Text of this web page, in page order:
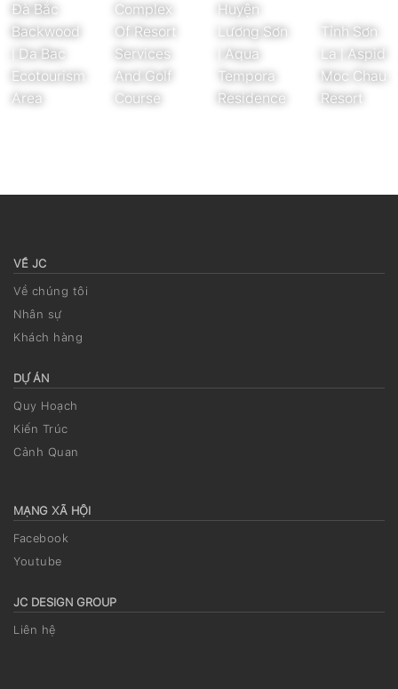
Đà Bắc
Backwood
| Da Bac
Ecotourism
Area
Complex
Of Resort
Services
And Golf
Course
Huyện
Lương Sơn
| Aqua
Tempora
Residence
Tỉnh Sơn
La | Aspid
Moc Chau
Resort
VỀ JC
Về chúng tôi
Nhân sự
Khách hàng
DỰ ÁN
Quy Hoạch
Kiến Trúc
Cảnh Quan
MẠNG XÃ HỘI
Facebook
Youtube
JC DESIGN GROUP
Liên hệ